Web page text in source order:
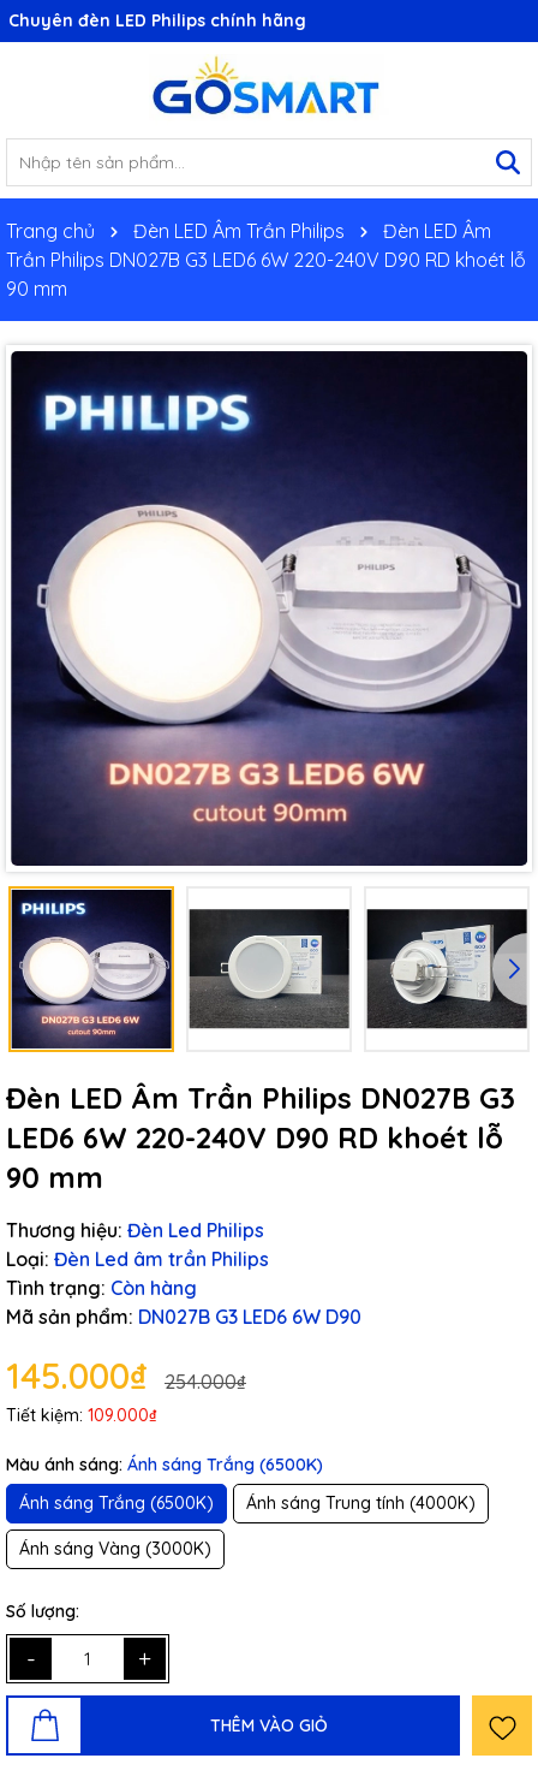
Chuyên đèn LED Philips chính hãng
Trang chủ Đèn LED Âm Trần Philips
Đèn LED Âm
Trần Philips DN027B G3 LED6 6W 220-240V D90 RD khoét lỗ
90 mm
Đèn LED Âm Trần Philips DN027B G3
LED6 6W 220-240V D90 RD khoét lỗ
90 mm
Thương hiệu: Đèn Led Philips
Loại: Đèn Led âm trần Philips
Tình trạng: Còn hàng
Mã sản phẩm: DN027B G3 LED6 6W D90
145.000₫ 254.000₫
Tiết kiệm: 109.000₫
Màu ánh sáng: Ánh sáng Trắng (6500K)
Ánh sáng Trắng (6500K)
Ánh sáng Trung tính (4000K)
Ánh sáng Vàng (3000K)
Số lượng:
- +
THÊM VÀO GIỎ